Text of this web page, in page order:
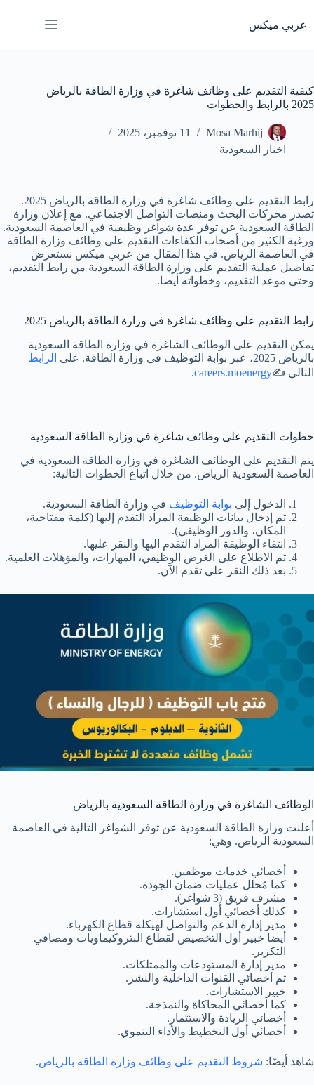
المحتوى
عربي ميكس
كيفية التقديم على وظائف شاغرة في وزارة الطاقة بالرياض
2025 بالرابط والخطوات
Mosa Marhij
11 نوفمبر، 2025
اخبار السعودية
رابط التقديم على وظائف شاغرة في وزارة الطاقة بالرياض 2025.
تصدر محركات البحث ومنصات التواصل الاجتماعي. مع إعلان وزارة
الطاقة السعودية عن توفر عدة شواغر وظيفية في العاصمة السعودية.
ورغبة الكثير من أصحاب الكفاءات التقديم على وظائف وزارة الطاقة
في العاصمة الرياض. في هذا المقال من عربي ميكس نستعرض
تفاصيل عملية التقديم على وزارة الطاقة السعودية من رابط التقديم،
وحتى موعد التقديم، وخطواته أيضا.
رابط التقديم على وظائف شاغرة في وزارة الطاقة بالرياض 2025
يمكن التقديم على الوظائف الشاغرة في وزارة الطاقة السعودية
بالرياض 2025، عبر بوابة التوظيف في وزارة الطاقة. على
الرابط
التالي ✍️careers.moenergy
.
خطوات التقديم على وظائف شاغرة في وزارة الطاقة السعودية
يتم التقديم على الوظائف الشاغرة في وزارة الطاقة السعودية في
العاصمة السعودية الرياض. من خلال اتباع الخطوات التالية:
الدخول إلى بوابة التوظيف في وزارة الطاقة السعودية.
ثم إدخال بيانات الوظيفة المراد التقدم إليها (كلمة مفتاحية،
المكان، والدور الوظيفي).
انتقاء الوظيفة المراد التقدم اليها والنقر عليها.
ثم الاطلاع على الغرض الوظيفي، المهارات، والمؤهلات العلمية.
بعد ذلك النقر على تقدم الآن.
الوظائف الشاغرة في وزارة الطاقة السعودية بالرياض
أعلنت وزارة الطاقة السعودية عن توفر الشواغر التالية في العاصمة
السعودية الرياض. وهي:
أخصائي خدمات موظفين.
كما مُحلل عمليات ضمان الجودة.
مشرف فريق (3 شواغر).
كذلك أخصائي أول استشارات.
مدير إدارة الدعم والتواصل لهيكلة قطاع الكهرباء.
أيضا خبير أول التخصيص لقطاع البتروكيماويات ومصافي
التكرير.
مدير إدارة المستودعات والممتلكات.
ثم أخصائي القنوات الداخلية والنشر.
خبير الاستشارات.
كما أخصائي المحاكاة والنمذجة.
أخصائي الريادة والاستثمار.
أخصائي أول التخطيط والأداء التنموي.
شاهد أيضًا: شروط التقديم على وظائف وزارة الطاقة بالرياض.